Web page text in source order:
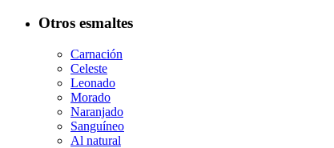
Otros esmaltes
Carnación
Celeste
Leonado
Morado
Naranjado
Sanguíneo
Al natural